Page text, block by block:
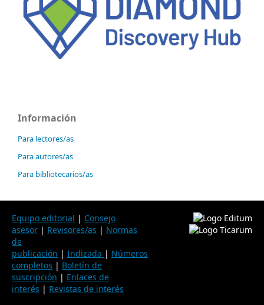
Información
Para lectores/as
Para autores/as
Para bibliotecarios/as
Equipo editorial | Consejo
asesor | Revisores/as | Normas
de
publicación | Indizada | Números
completos | Boletín de
suscripción | Enlaces de
interés | Revistas de interés